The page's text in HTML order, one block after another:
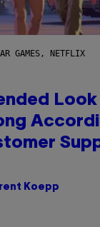
GAMES, NETFLIX
Look
Koepp